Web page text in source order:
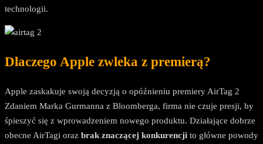
technologii.
Dlaczego Apple zwleka z premierą?
Apple zaskakuje swoją decyzją o opóźnieniu premiery AirTag 2
Zdaniem Marka Gurmanna z Bloomberga, firma nie czuje presji, by
śpieszyć się z wprowadzeniem nowego produktu. Działające dobrze
obecne AirTagi oraz brak znaczącej konkurencji to główne powody